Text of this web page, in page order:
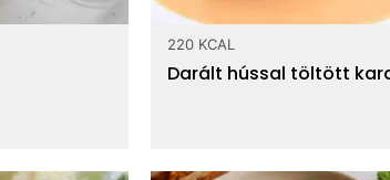
220 KCAL
Darált hússal töltött